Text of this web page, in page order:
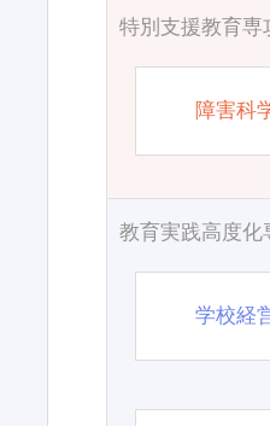
特別支援教育専
障害科
教育実践高度化
学校経